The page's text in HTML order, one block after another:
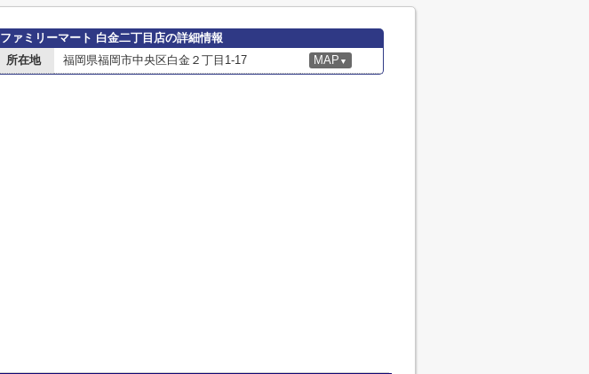
ファミリーマート 白金二丁目店の詳細情報
所在地
福岡県福岡市中央区白金２丁目1-17 MAP ▼